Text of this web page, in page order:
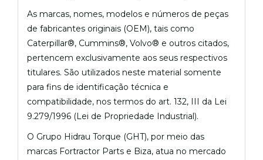
As marcas, nomes, modelos e números de peças
de fabricantes originais (OEM), tais como
Caterpillar®, Cummins®, Volvo® e outros citados,
pertencem exclusivamente aos seus respectivos
titulares. São utilizados neste material somente
para fins de identificação técnica e
compatibilidade, nos termos do art. 132, III da Lei
9.279/1996 (Lei de Propriedade Industrial).
O Grupo Hidrau Torque (GHT), por meio das
marcas Fortractor Parts e Biza, atua no mercado